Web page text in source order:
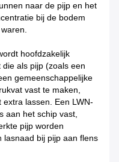
naar de pijp en het
bij de bodem
hoofdzakelijk
als pijp (zoals een
gemeenschappelijke
vast te maken,
lassen. Een LWN-
aan het schip vast,
pijp worden
lasnaad bij pijp aan flens